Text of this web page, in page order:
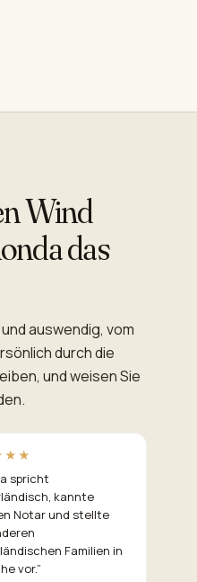
Wind
das
auswendig, vom
durch die
und weisen Sie
spricht
kannte
Notar und stellte
Familien in
vor.”